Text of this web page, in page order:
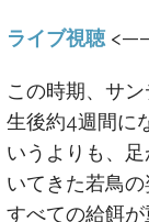
ライブ視聴<——
この時期、サ
生後約4週間に
いうよりも、
いてきた若鳥の
すべての給餌